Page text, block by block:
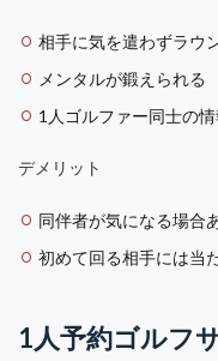
相手に気を遣わずラウ
メンタルが鍛えられる
1人ゴルファー同士の
デメリット
同伴者が気になる場合
初めて回る相手には当
1人予約ゴルフ